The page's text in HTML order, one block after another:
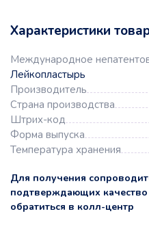
Характеристики
Международное
Лейкопластырь
Производитель
Страна производства
Штрих-код
Форма выпуска
Температура хранения
Для получения
подтверждающих
обратиться в колл-центр